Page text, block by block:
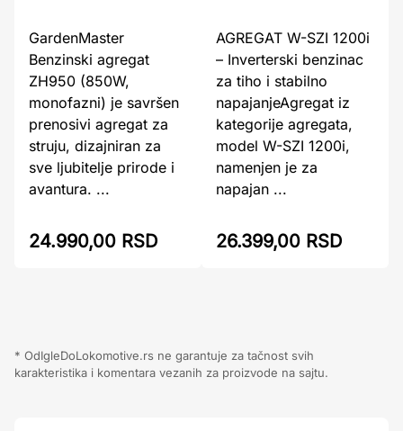
GardenMaster
Benzinski agregat
ZH950 (850W,
monofazni) je savršen
prenosivi agregat za
struju, dizajniran za
sve ljubitelje prirode i
avantura. ...
24.990,00 RSD
AGREGAT W-SZI 1200i
– Inverterski benzinac
za tiho i stabilno
napajanjeAgregat iz
kategorije agregata,
model W-SZI 1200i,
namenjen je za
napajan ...
26.399,00 RSD
* OdIgleDoLokomotive.rs ne garantuje za tačnost svih
karakteristika i komentara vezanih za proizvode na sajtu.